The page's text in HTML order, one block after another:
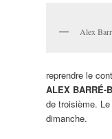
Alex
reprendre le
ALEX BARRÉ-
de troisième.
dimanche.